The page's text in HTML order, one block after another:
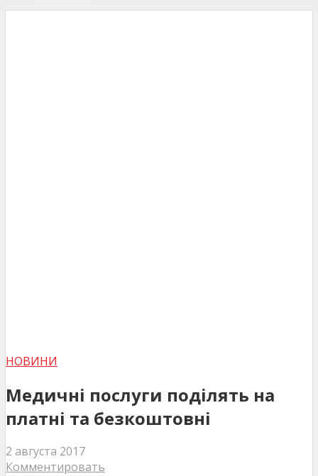
НОВИНИ
Медичні послуги поділять на
платні та безкоштовні
2 августа 2017
Комментировать